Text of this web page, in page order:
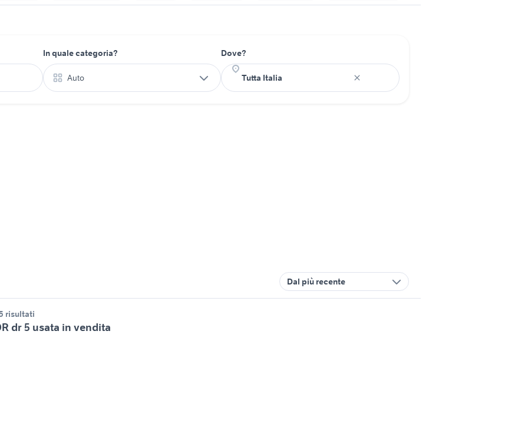
In quale categoria?
Auto
Dove?
Dal più recente
risultati
dr 5 usata in vendita